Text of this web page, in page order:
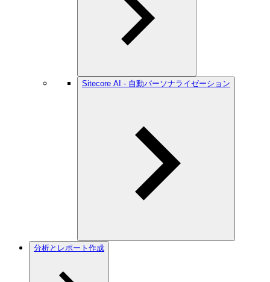
Sitecore AI - 自動パーソナライゼーション
分析とレポート作成